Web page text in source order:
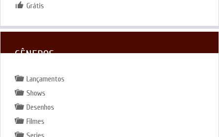
Grátis
GÊNEROS
Lançamentos
Shows
Desenhos
Filmes